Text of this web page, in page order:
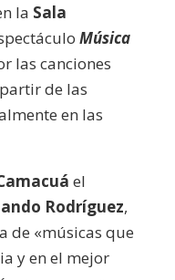
la Sala
Música
las canciones
de las
en las
el
Rodríguez,
de «músicas que
y en el mejor